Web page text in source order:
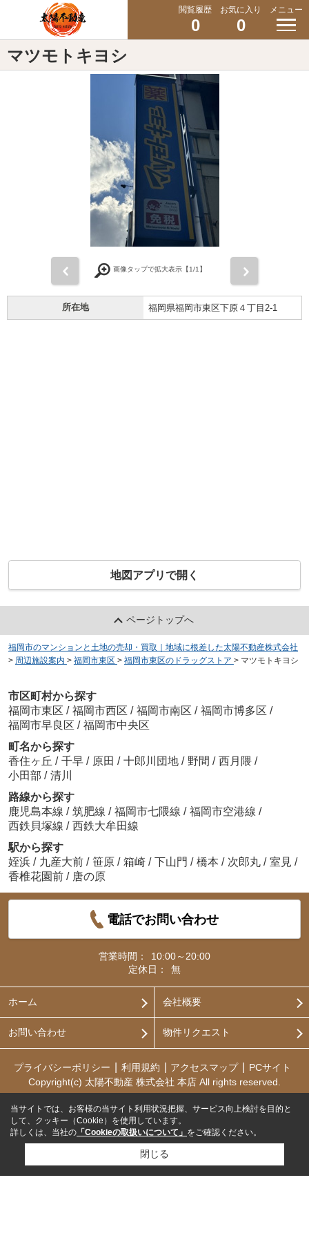
閲覧履歴
0
お気に入り
0
メニュー
マツモトキヨシ
画像タップで拡大表示【1/1】
所在地 福岡県福岡市東区下原４丁目2-1
地図アプリで開く
ページトップへ
福岡市のマンションと土地の売却・買取｜地域に根差した太陽不動産株式会社
> 周辺施設案内 > 福岡市東区 > 福岡市東区のドラッグストア > マツモトキヨシ
市区町村から探す
福岡市東区 / 福岡市西区 / 福岡市南区 / 福岡市博多区 /
福岡市早良区 / 福岡市中央区
町名から探す
香住ヶ丘 / 千早 / 原田 / 十郎川団地 / 野間 / 西月隈 /
小田部 / 清川
路線から探す
鹿児島本線 / 筑肥線 / 福岡市七隈線 / 福岡市空港線 /
西鉄貝塚線 / 西鉄大牟田線
駅から探す
姪浜 / 九産大前 / 笹原 / 箱崎 / 下山門 / 橋本 / 次郎丸 / 室見 /
香椎花園前 / 唐の原
電話でお問い合わせ
営業時間：
10:00～20:00
定休日：
無
ホーム 会社概要
お問い合わせ 物件リクエスト
プライバシーポリシー 利用規約 アクセスマップ
PCサイト
Copyright(c) 太陽不動産 株式会社 本店 All rights reserved.
当サイトでは、お客様の当サイト利用状況把握、サービス向上検討を目的と
して、クッキー（Cookie）を使用しています。
詳しくは、当社の 「Cookieの取扱いについて」 をご確認ください。
閉じる